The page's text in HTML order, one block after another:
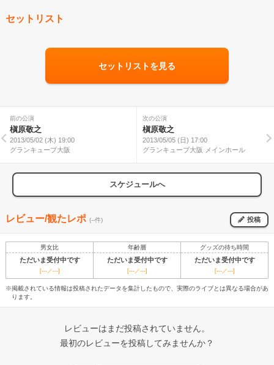
セットリスト
セットリストを見る
前の公演
槇原敬之
2013/05/02 (木) 19:00
グランキューブ大阪
次の公演
槇原敬之
2013/05/05 (日) 17:00
グランキューブ大阪 メインホール
スケジュールへ
レビュー/観たレポ (--件) 投稿
男女比 年齢層 グッズの待ち時間
ただいま受付中です ただいま受付中です ただいま受付中です
[---／---] [---／---] [---／---]
※掲載されている情報は投稿されたデータを集計したもので、実際のライブとは異なる場合があ
ります。
レビューはまだ投稿されていません。
最初のレビューを投稿してみませんか？